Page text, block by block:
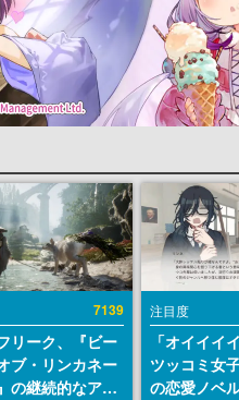
7139
リーク、『ビー
ブ・リンカネー
の継続的なアプ
注目度
「オイイイ
ツッコミ女
の恋愛ノベ